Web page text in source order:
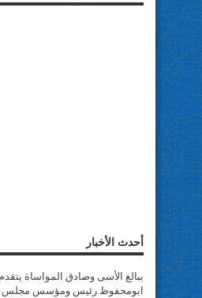
أحدث الأخبار
ببالغ الأسى وصادق المواساة
ابومحفوظ رئيس ومؤسس مجلس